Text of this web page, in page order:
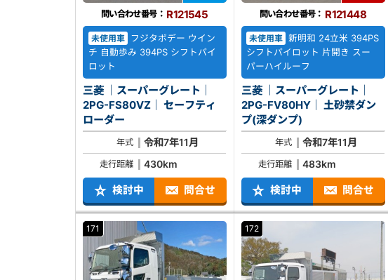
問い合わせ番号： R121545
未使用車
フジタボデー ウイン
チ 自動歩み 394PS シフトパイ
ロット
三菱 ｜スーパーグレート｜
2PG-FS80VZ｜ セーフティ
ローダー
年式 令和7年11月
走行距離 430km
検討中 問合せ
問い合わせ番号： R121448
未使用車 新明和 24立米 394PS
シフトパイロット 片開き スー
パーハイルーフ
三菱 ｜スーパーグレート｜
2PG-FV80HY｜ 土砂禁ダン
プ(深ダンプ)
年式 令和7年11月
走行距離 483km
検討中 問合せ
171 172